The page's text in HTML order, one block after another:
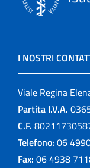
I NOSTRI
Viale Regina
Partita I.V.A.
C.F.
Telefono: 06
Fax: 06 4938